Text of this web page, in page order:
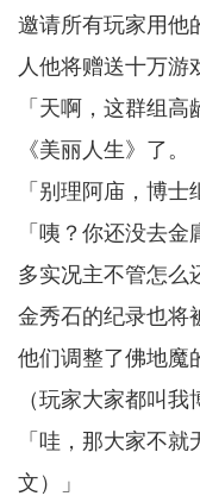
邀请所有玩家用他
人他将赠送十万游
「天啊，这群组
《美丽人生》了。
「别理阿庙，博士
「咦？你还没去
多实况主不管怎么
金秀石的纪录也将
他们调整了佛地魔
（玩家大家都叫我
「哇，那大家不
文）」